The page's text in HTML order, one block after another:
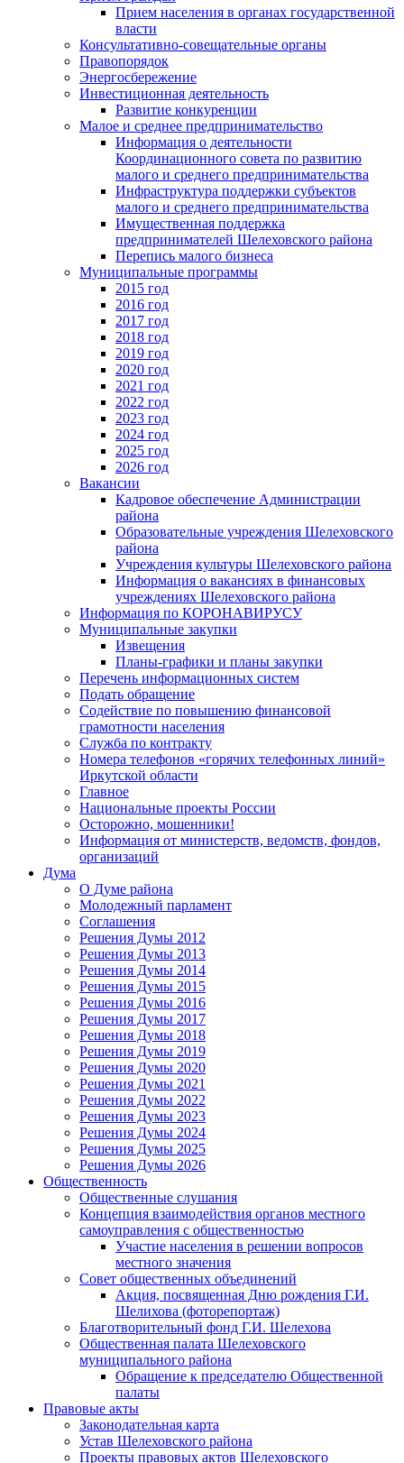
Прием населения в органах государственной
власти
Консультативно-совещательные органы
Правопорядок
Энергосбережение
Инвестиционная деятельность
Развитие конкуренции
Малое и среднее предпринимательство
Информация о деятельности
Координационного совета по развитию
малого и среднего предпринимательства
Инфраструктура поддержки субъектов
малого и среднего предпринимательства
Имущественная поддержка
предпринимателей Шелеховского района
Перепись малого бизнеса
Муниципальные программы
2015 год
2016 год
2017 год
2018 год
2019 год
2020 год
2021 год
2022 год
2023 год
2024 год
2025 год
2026 год
Вакансии
Кадровое обеспечение Администрации
района
Образовательные учреждения Шелеховского
района
Учреждения культуры Шелеховского района
Информация о вакансиях в финансовых
учреждениях Шелеховского района
Информация по КОРОНАВИРУСУ
Муниципальные закупки
Извещения
Планы-графики и планы закупки
Перечень информационных систем
Подать обращение
Содействие по повышению финансовой
грамотности населения
Служба по контракту
Номера телефонов «горячих телефонных линий»
Иркутской области
Главное
Национальные проекты России
Осторожно, мошенники!
Информация от министерств, ведомств, фондов,
организаций
Дума
О Думе района
Молодежный парламент
Соглашения
Решения Думы 2012
Решения Думы 2013
Решения Думы 2014
Решения Думы 2015
Решения Думы 2016
Решения Думы 2017
Решения Думы 2018
Решения Думы 2019
Решения Думы 2020
Решения Думы 2021
Решения Думы 2022
Решения Думы 2023
Решения Думы 2024
Решения Думы 2025
Решения Думы 2026
Общественность
Общественные слушания
Концепция взаимодействия органов местного
самоуправления с общественностью
Участие населения в решении вопросов
местного значения
Совет общественных объединений
Акция, посвященная Дню рождения Г.И.
Шелихова (фоторепортаж)
Благотворительный фонд Г.И. Шелехова
Общественная палата Шелеховского
муниципального района
Обращение к председателю Общественной
палаты
Правовые акты
Законодательная карта
Устав Шелеховского района
Проекты правовых актов Шелеховского